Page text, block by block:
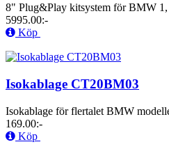
8" Plug&Play kitsystem för BMW 1,
5995.00:-
Köp
Isokablage CT20BM03
Isokablage för flertalet BMW
169.00:-
Köp